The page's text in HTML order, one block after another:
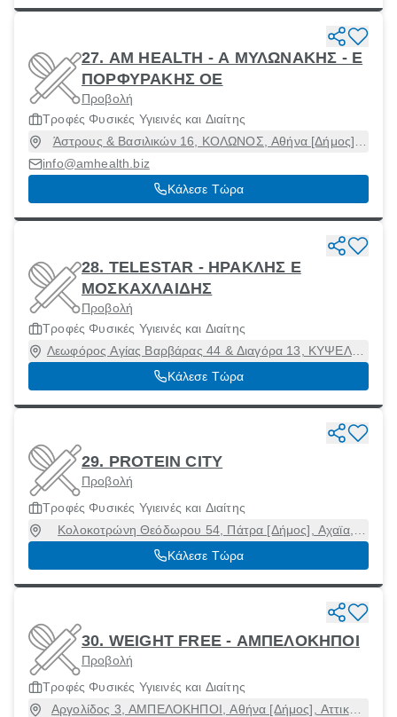
27. AM HEALTH - Α ΜΥΛΩΝΑΚΗΣ - Ε
ΠΟΡΦΥΡΑΚΗΣ ΟΕ
Προβολή
Τροφές Φυσικές Υγιεινές και Διαίτης
Άστρους & Βασιλικών 16, ΚΟΛΩΝΟΣ, Αθήνα [Δήμος],
info@amhealth.biz
Κάλεσε Τώρα
28. TELESTAR - ΗΡΑΚΛΗΣ Ε
ΜΟΣΚΑΧΛΑΙΔΗΣ
Προβολή
Τροφές Φυσικές Υγιεινές και Διαίτης
Λεωφόρος Αγίας Βαρβάρας 44 & Διαγόρα 13, ΚΥΨΕΛΗ,
Αθήνα [Δήμος], Αττική, 17563
Κάλεσε Τώρα
29. PROTEIN CITY
Προβολή
Τροφές Φυσικές Υγιεινές και Διαίτης
Κολοκοτρώνη Θεόδωρου 54, Πάτρα [Δήμος], Αχαϊα,
26221
Κάλεσε Τώρα
30. WEIGHT FREE - ΑΜΠΕΛΟΚΗΠΟΙ
Προβολή
Τροφές Φυσικές Υγιεινές και Διαίτης
Αργολίδος 3, ΑΜΠΕΛΟΚΗΠΟΙ, Αθήνα [Δήμος], Αττική,